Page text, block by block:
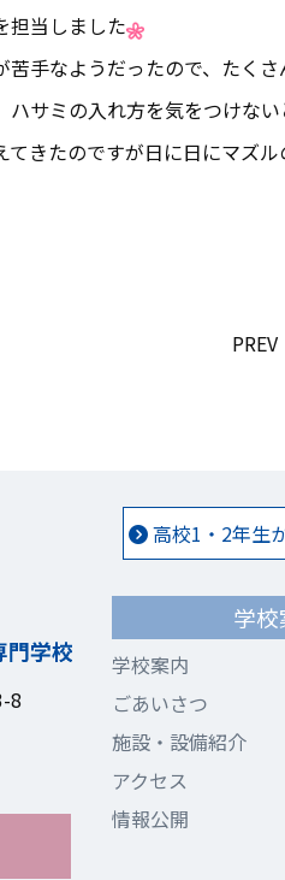
担当しました
手なようだったので、たく
サミの入れ方を気をつけな
きたのですが日に日にマズ
PREV
8
高校1・2年生
学校
学校案内
ごあいさつ
施設・設備紹介
アクセス
情報公開